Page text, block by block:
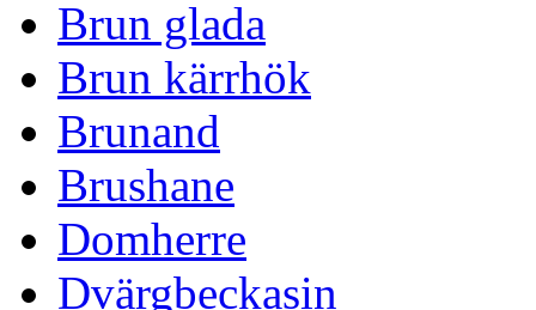
Brun glada
Brun kärrhök
Brunand
Brushane
Domherre
Dvärgbeckasin